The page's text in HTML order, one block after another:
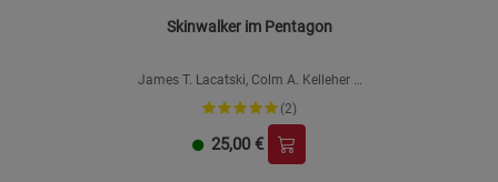
Skinwalker im Pentagon
James T. Lacatski, Colm A. Kelleher &
George Knapp
(2)
25,00 €